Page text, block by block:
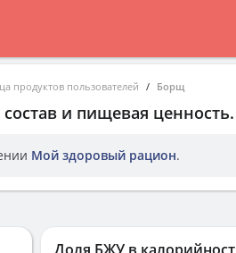
продуктов пользователей Борщ
и пищевая ценность.
Мой здоровый рацион.